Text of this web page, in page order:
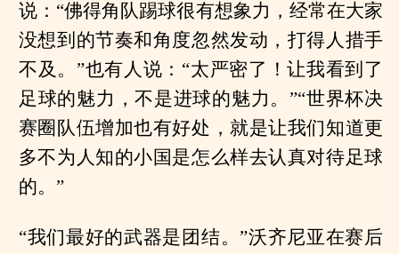
说：“佛得角队踢球很有想象力，经常在大家
没想到的节奏和角度忽然发动，打得人措手
不及。”也有人说：“太严密了！让我看到了
足球的魅力，不是进球的魅力。”“世界杯决
赛圈队伍增加也有好处，就是让我们知道更
多不为人知的小国是怎么样去认真对待足球
的。”
“我们最好的武器是团结。”沃齐尼亚在赛后